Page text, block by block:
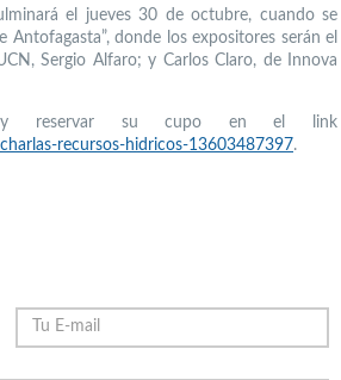
el jueves 30 de octubre, cuando se
donde los expositores serán el
Sergio Alfaro; y Carlos Claro, de Innova
y reservar su cupo en el link
recursos-hidricos-13603487397.